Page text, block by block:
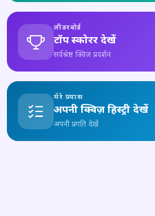
लीडरबोर्ड
टॉप स्कोरर देखें
सर्वश्रेष्ठ क्विज़ प्रदर्शन
मेरे प्रयास
अपनी क्विज़ हिस्ट्री देखें
अपनी प्रगति देखें